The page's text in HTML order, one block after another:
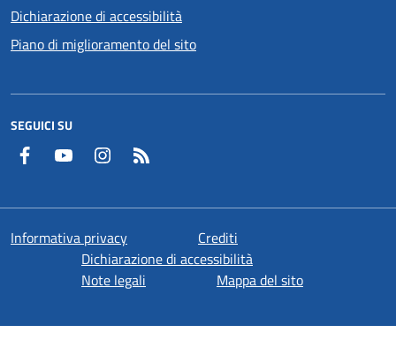
Dichiarazione di accessibilità
Piano di miglioramento del sito
SEGUICI SU
Facebook YouTube Instagram
Informativa privacy
Crediti
Dichiarazione di accessibilità
Note legali
Mappa del sito